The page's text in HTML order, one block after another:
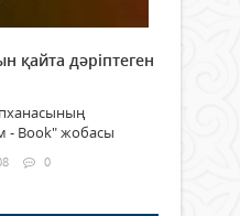
қайта дәріптеген
- Book" жобасы
0